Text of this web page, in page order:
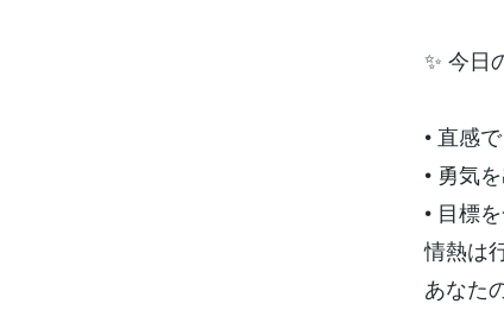
✨ 今日
• 直感
• 勇気
• 目標
情熱は
あなた